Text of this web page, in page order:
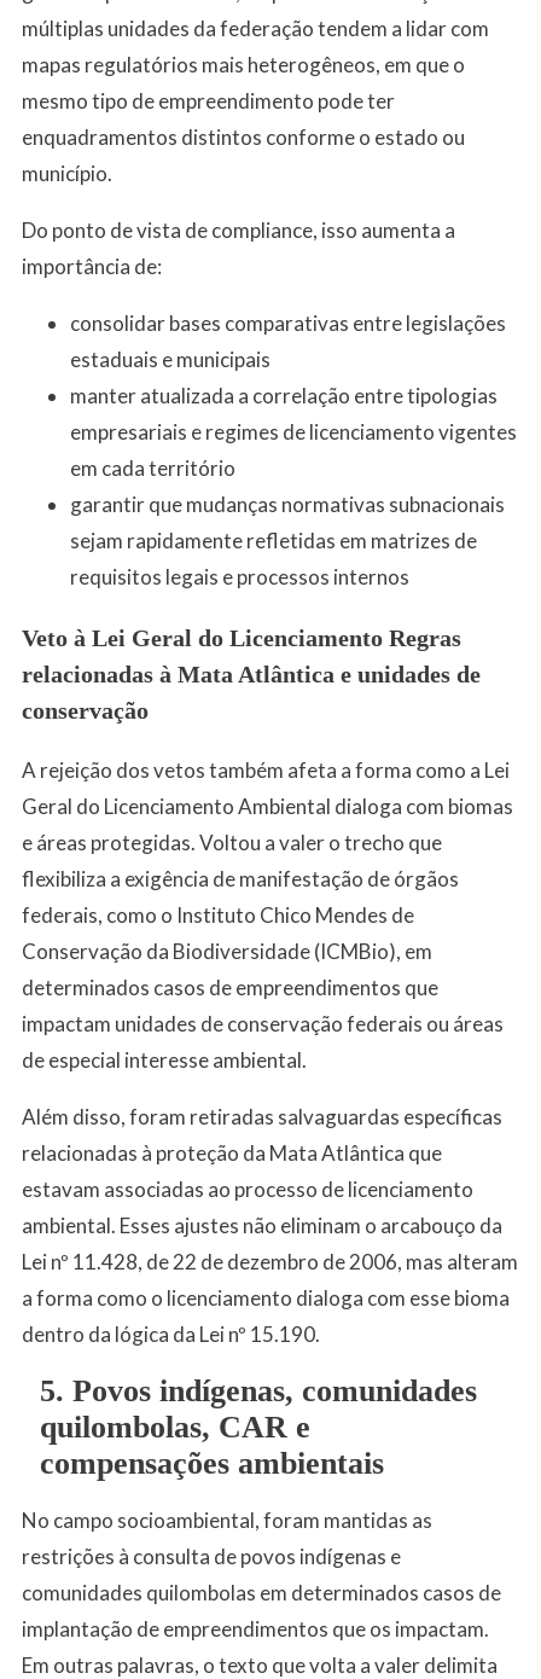
múltiplas unidades da federação tendem a lidar com
mapas regulatórios mais heterogêneos, em que o
mesmo tipo de empreendimento pode ter
enquadramentos distintos conforme o estado ou
município.
Do ponto de vista de compliance, isso aumenta a
importância de:
consolidar bases comparativas entre legislações
estaduais e municipais
manter atualizada a correlação entre tipologias
empresariais e regimes de licenciamento vigentes
em cada território
garantir que mudanças normativas subnacionais
sejam rapidamente refletidas em matrizes de
requisitos legais e processos internos
Veto à Lei Geral do Licenciamento Regras
relacionadas à Mata Atlântica e unidades de
conservação
A rejeição dos vetos também afeta a forma como a Lei
Geral do Licenciamento Ambiental dialoga com biomas
e áreas protegidas. Voltou a valer o trecho que
flexibiliza a exigência de manifestação de órgãos
federais, como o Instituto Chico Mendes de
Conservação da Biodiversidade (ICMBio), em
determinados casos de empreendimentos que
impactam unidades de conservação federais ou áreas
de especial interesse ambiental.
Além disso, foram retiradas salvaguardas específicas
relacionadas à proteção da Mata Atlântica que
estavam associadas ao processo de licenciamento
ambiental. Esses ajustes não eliminam o arcabouço da
Lei nº 11.428, de 22 de dezembro de 2006, mas alteram
a forma como o licenciamento dialoga com esse bioma
dentro da lógica da Lei nº 15.190.
5. Povos indígenas, comunidades
quilombolas, CAR e
compensações ambientais
No campo socioambiental, foram mantidas as
restrições à consulta de povos indígenas e
comunidades quilombolas em determinados casos de
implantação de empreendimentos que os impactam.
Em outras palavras, o texto que volta a valer delimita